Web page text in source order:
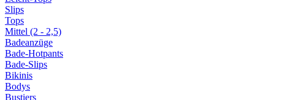
Slips
Tops
Mittel (2 - 2,5)
Badeanzüge
Bade-Hotpants
Bade-Slips
Bikinis
Bodys
Bustiers